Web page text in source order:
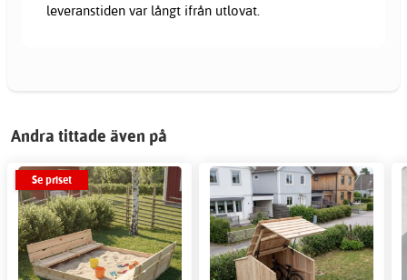
leveranstiden var långt ifrån utlovat.
Andra tittade även på
Se priset